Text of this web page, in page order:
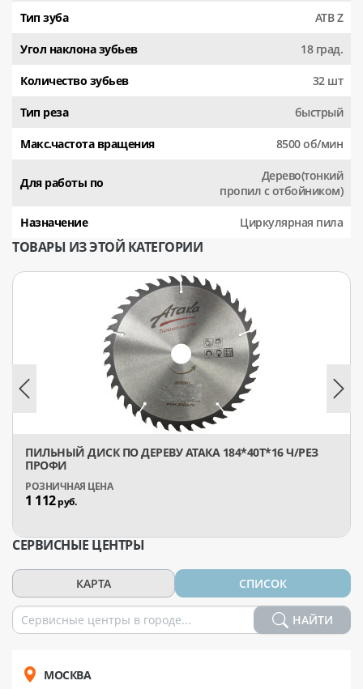
Тип зуба АТВ Z
Угол наклона зубьев 18 град.
Количество зубьев 32 шт
Тип реза быстрый
Макс.частота вращения 8500 об/мин
Для работы по
Дерево(тонкий
пропил с отбойником)
Назначение Циркулярная пила
ТОВАРЫ ИЗ ЭТОЙ КАТЕГОРИИ
ПИЛЬНЫЙ ДИСК ПО ДЕРЕВУ АТАКА 184*40T*16 Ч/РЕЗ
ПРОФИ
1 112руб.
СЕРВИСНЫЕ ЦЕНТРЫ
КАРТА СПИСОК
НАЙТИ
МОСКВА